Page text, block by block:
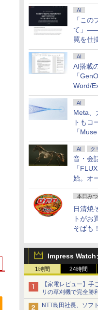
AI
「この
て」――
罠を仕
AI
AI搭載
「
Word/
AI
Meta、
トもコ
「
AI ク
音・会
「
始。オ
画
本日み
日清焼
トがお
そばも！
Impress Watch
1時間 24時間
【家電レビュー】手
リの草刈機で完全
NTT島田社長、ソフ
7
7